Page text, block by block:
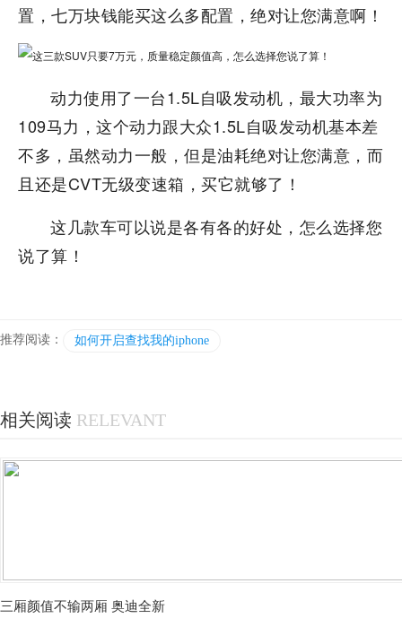
置，七万块钱能买这么多配置，绝对让您满意啊！
动力使用了一台1.5L自吸发动机，最大功率为
109马力，这个动力跟大众1.5L自吸发动机基本差
不多，虽然动力一般，但是油耗绝对让您满意，而
且还是CVT无级变速箱，买它就够了！
这几款车可以说是各有各的好处，怎么选择您
说了算！
推荐阅读： 如何开启查找我的iphone
相关阅读 RELEVANT
三厢颜值不输两厢 奥迪全新